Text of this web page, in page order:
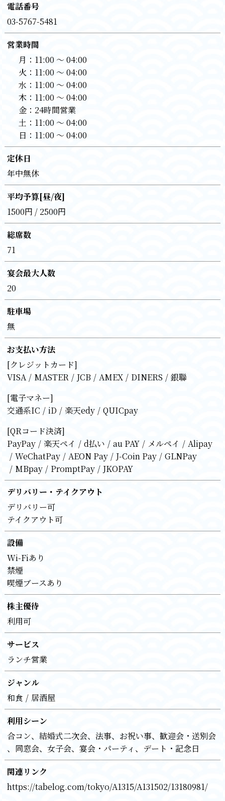
電話番号
03-5767-5481
営業時間
月： 11:00 〜 04:00
火： 11:00 〜 04:00
水： 11:00 〜 04:00
木： 11:00 〜 04:00
金： 24時間営業
土： 11:00 〜 04:00
日： 11:00 〜 04:00
定休日
年中無休
平均予算[昼/夜]
1500円 / 2500円
総席数
71
宴会最大人数
20
駐車場
無
お支払い方法
[クレジットカード]
VISA
MASTER JCB AMEX DINERS
銀聯
[電子マネー]
交通系IC
iD 楽天edy
QUICpay
[QRコード決済]
PayPay
楽天ペイ d払い au PAY メルペイ
Alipay
WeChatPay
AEON Pay J-Coin Pay
GLNPay
MBpay
PromptPay
JKOPAY
デリバリー・テイクアウト
デリバリー可
テイクアウト可
設備
Wi-Fiあり
禁煙
喫煙ブースあり
株主優待
利用可
サービス
ランチ営業
ジャンル
和食
居酒屋
利用シーン
合コン
結婚式二次会 法事 お祝い事
歓迎会・送別会
同窓会
女子会 宴会・パーティ
デート・記念日
関連リンク
https://tabelog.com/tokyo/A1315/A131502/13180981/